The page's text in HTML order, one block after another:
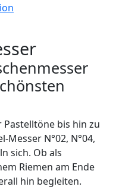
bis hin zu
Messer N°02, N°04,
sich. Ob als
Riemen am Ende
hin begleiten.